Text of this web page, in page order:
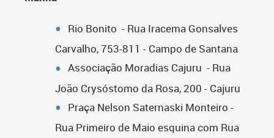
Rio Bonito - Rua Iracema Gonsalves
Carvalho, 753-811 - Campo de Santana
Associação Moradias Cajuru - Rua
João Crysóstomo da Rosa, 200 - Cajuru
Praça Nelson Saternaski Monteiro -
Rua Primeiro de Maio esquina com Rua